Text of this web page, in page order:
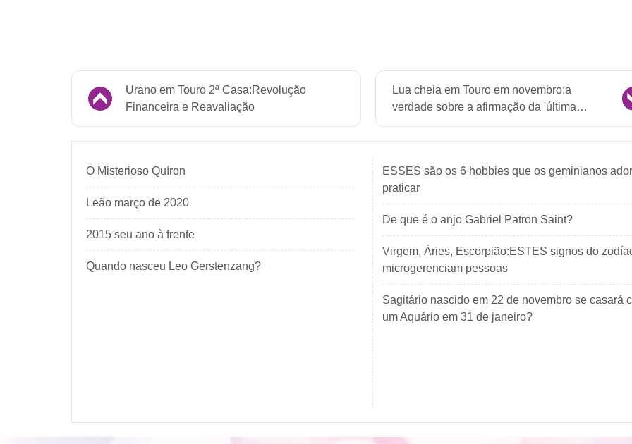
Urano em Touro 2ª Casa:Revolução
Financeira e Reavaliação
Lua cheia em Touro em novembro:a
verdade sobre a afirmação da 'última
superlua'
O Misterioso Quíron
Leão março de 2020
2015 seu ano à frente
Quando nasceu Leo Gerstenzang?
ESSES são os 6 hobbies que os geminianos
praticar
De que é o anjo Gabriel Patron Saint?
Virgem, Áries, Escorpião:ESTES signos do
microgerenciam pessoas
Sagitário nascido em 22 de novembro se casará
um Aquário em 31 de janeiro?